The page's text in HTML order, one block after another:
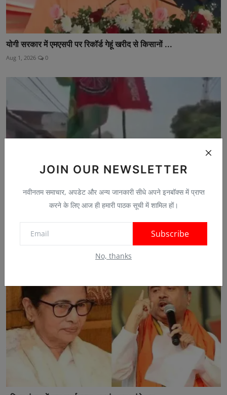
JOIN OUR NEWSLETTER
नवीनतम समाचार, अपडेट और अन्य जानकारी सीधे अपने इनबॉक्स में प्राप्त
करने के लिए आज ही हमारी पाठक सूची में शामिल हों।
Subscribe
No, thanks
योगी सरकार में एमएसपी पर रिकॉर्ड गेहूं खरीद से किसानों ...
Aug 1, 2026 0
PM की पेट्रोल बचाने की अपील के विरोध में भैंसा-बुग्गी प...
May 13, 2026